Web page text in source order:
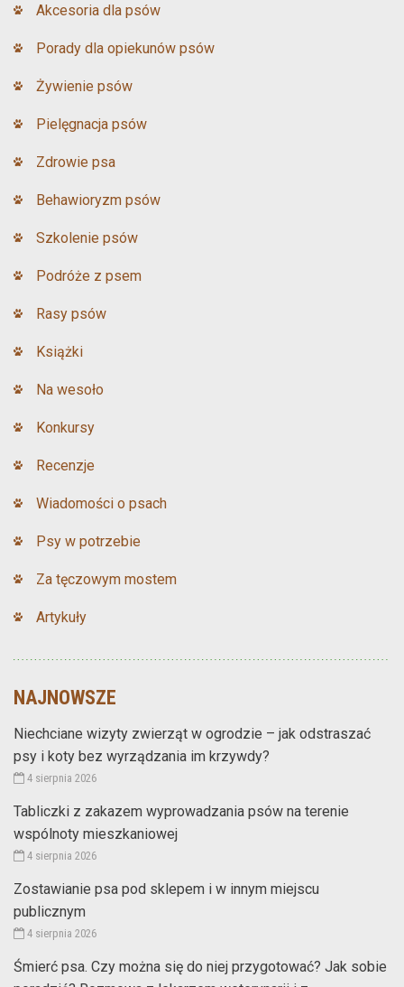
Akcesoria dla psów
Porady dla opiekunów psów
Żywienie psów
Pielęgnacja psów
Zdrowie psa
Behawioryzm psów
Szkolenie psów
Podróże z psem
Rasy psów
Książki
Na wesoło
Konkursy
Recenzje
Wiadomości o psach
Psy w potrzebie
Za tęczowym mostem
Artykuły
NAJNOWSZE
Niechciane wizyty zwierząt w ogrodzie – jak odstraszać
psy i koty bez wyrządzania im krzywdy?
4 sierpnia 2026
Tabliczki z zakazem wyprowadzania psów na terenie
wspólnoty mieszkaniowej
4 sierpnia 2026
Zostawianie psa pod sklepem i w innym miejscu
publicznym
4 sierpnia 2026
Śmierć psa. Czy można się do niej przygotować? Jak sobie